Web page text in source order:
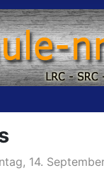
14.